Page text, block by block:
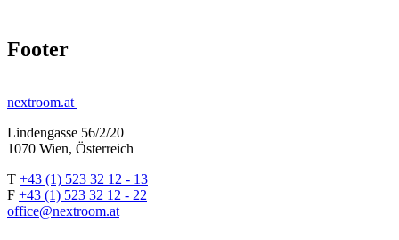
Footer
nextroom.at
Lindengasse 56/2/20
1070 Wien, Österreich
T +43 (1) 523 32 12 - 13
F +43 (1) 523 32 12 - 22
office@nextroom.at